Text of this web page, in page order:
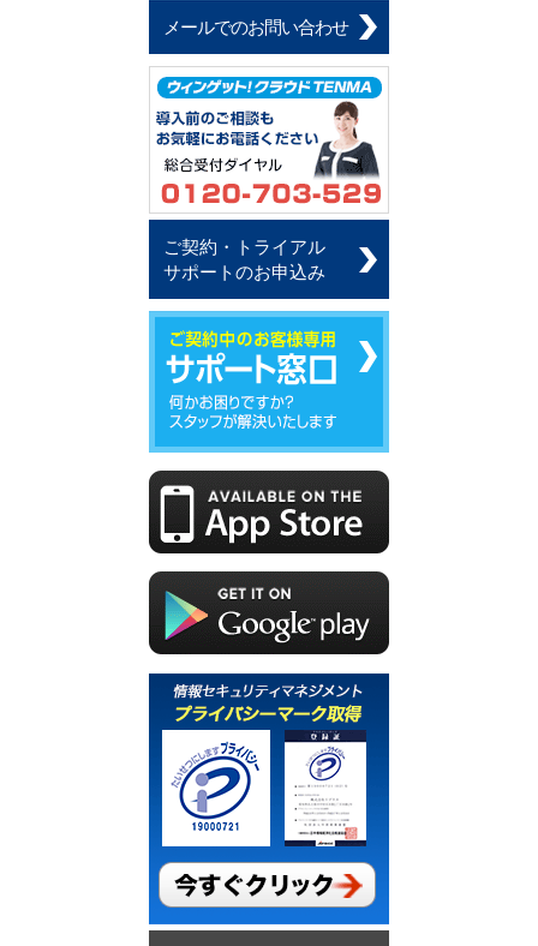
メールでのお問い合わせ
ご契約・トライアル
サポートのお申込み